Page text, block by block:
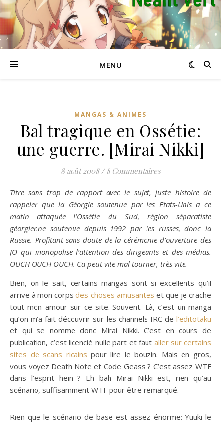
MENU
MANGAS & ANIMES
Bal tragique en Ossétie:
une guerre. [Mirai Nikki]
8 août 2008 / 8 Commentaires
Titre sans trop de rapport avec le sujet, juste histoire de
rappeler que la Géorgie soutenue par les Etats-Unis a ce
matin attaquée l’Ossétie du Sud, région séparatiste
géorgienne soutenue depuis 1992 par les russes, donc la
Russie. Profitant sans doute de la cérémonie d’ouverture des
JO qui monopolise l’attention des dirigeants et des médias.
OUCH OUCH OUCH. Ca peut vite mal tourner, très vite.
Bien, on le sait, certains mangas sont si excellents qu’il
arrive à mon corpsdes choses amusantes et que je crache
tout mon amour sur ce site. Souvent. Là, c’est un manga
qu’on m’a fait découvrir sur les channels IRC de l’editotaku
et qui se nomme donc Mirai Nikki. C’est en cours de
publication, c’est licencié nulle part et faut aller sur certains
sites de scans ricains pour lire le bouzin. Mais en gros,
vous voyez Death Note et Code Geass ? C’est assez WTF
dans l’esprit hein ? Eh bah Mirai Nikki est, rien qu’au
scénario, suffisamment WTF pour être remarqué.
Rien que le scénario de base est assez énorme: Yuuki le